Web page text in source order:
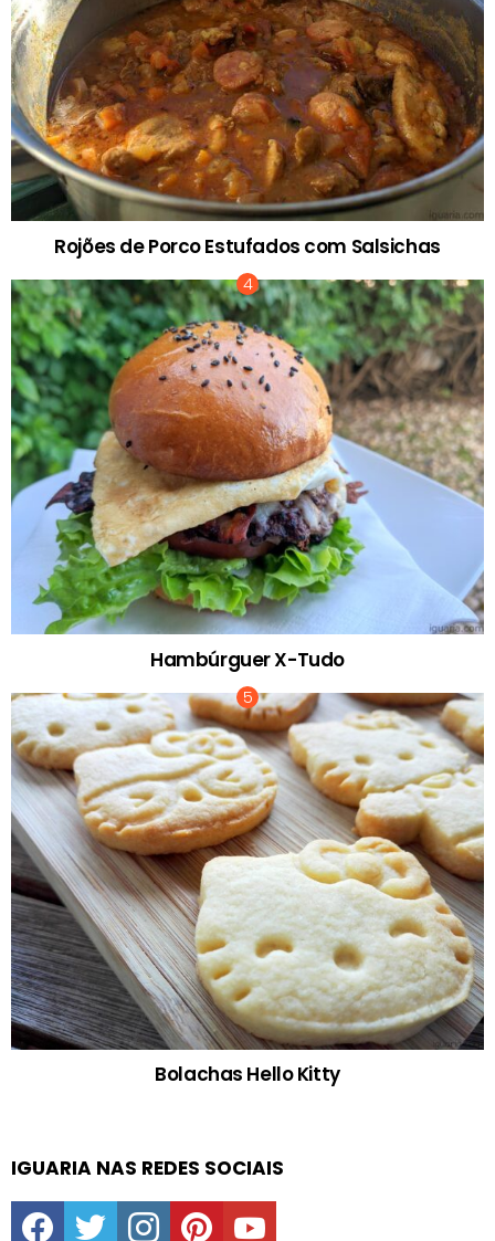
Rojões de Porco Estufados com Salsichas
Hambúrguer X-Tudo
Bolachas Hello Kitty
IGUARIA NAS REDES SOCIAIS
facebooktwitter instagrampinterestyoutube